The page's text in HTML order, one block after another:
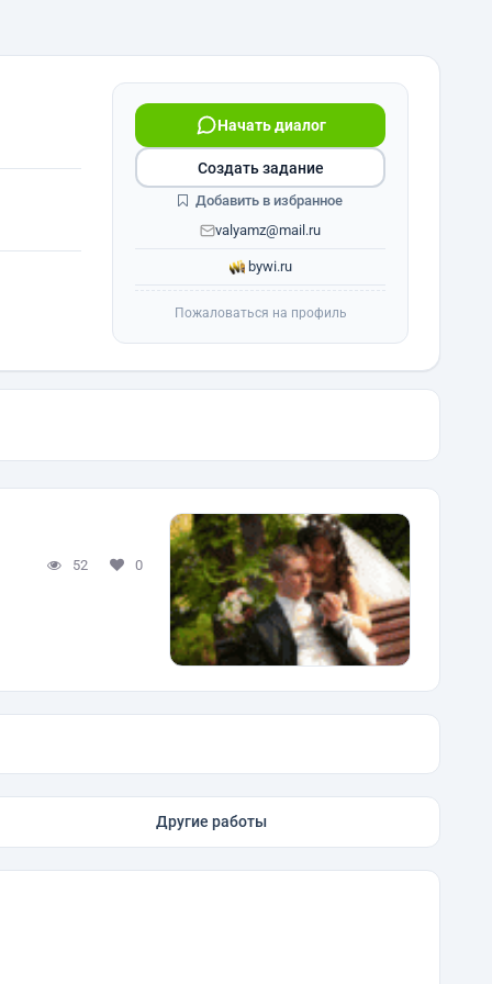
Начать диалог
valyamz@mail.ru
bywi.ru
Создать задание
Добавить в избранное
Пожаловаться на профиль
52 0
Другие работы